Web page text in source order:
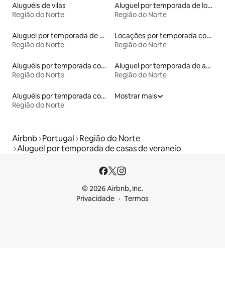
Aluguéis de vilas
Região do Norte
Aluguel por temporada de lofts
Região do Norte
Aluguel por temporada de microcasas
Região do Norte
Locações por temporada com piscina
Região do Norte
Aluguéis por temporada com acesso à praia
Região do Norte
Aluguel por temporada de apart-hotéis
Região do Norte
Aluguéis por temporada com café da manhã
Região do Norte
Mostrar mais
Airbnb Portugal Região do Norte
Aluguel por temporada de casas de veraneio
© 2026 Airbnb, Inc.
Privacidade
Termos